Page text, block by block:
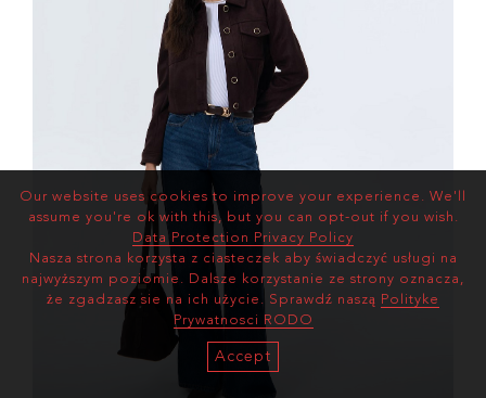
Our website uses cookies to improve your experience. We'll
assume you're ok with this, but you can opt-out if you wish.
Data Protection Privacy Policy
Nasza strona korzysta z ciasteczek aby świadczyć usługi na
najwyższym poziomie. Dalsze korzystanie ze strony oznacza,
że zgadzasz sie na ich użycie. Sprawdź naszą Polityke
Prywatnosci RODO
Accept